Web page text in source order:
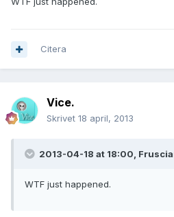
Citera
Vice.
Skrivet 18 april, 2013
2013-04-18 at 18:00,
WTF just happened.